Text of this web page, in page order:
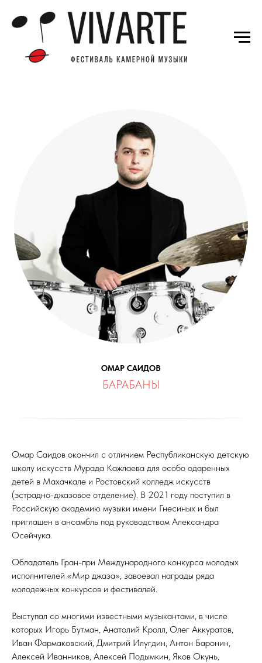
ОМАР САИДОВ
БАРАБАНЫ
Омар Саидов окончил с отличием Республиканскую детскую
школу искусств Мурада Кажлаева для особо одаренных
детей в Махачкале и Ростовский колледж искусств
(эстрадно-джазовое отделение). В 2021 году поступил в
Российскую академию музыки имени Гнесиных и был
приглашен в ансамбль под руководством Александра
Осейчука.
Обладатель Гран-при Международного конкурса молодых
исполнителей «Мир джаза», завоевал награды ряда
молодежных конкурсов и фестивалей.
Выступал со многими известными музыкантами, в числе
которых Игорь Бутман, Анатолий Кролл, Олег Аккуратов,
Иван Фармаковский, Дмитрий Илугдин, Антон Баронин,
Алексей Иванников, Алексей Подымкин, Яков Окунь,